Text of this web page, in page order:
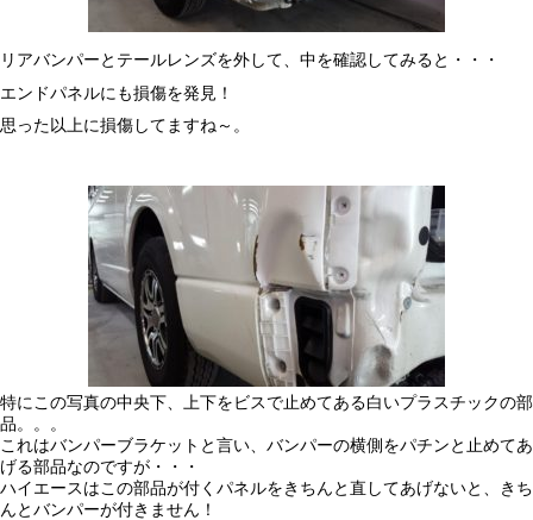
リアバンパーとテールレンズを外して、中を確認してみると・・・
エンドパネルにも損傷を発見！
思った以上に損傷してますね～。
特にこの写真の中央下、上下をビスで止めてある白いプラスチックの部
品。。。
これはバンパーブラケットと言い、バンパーの横側をパチンと止めてあ
げる部品なのですが・・・
ハイエースはこの部品が付くパネルをきちんと直してあげないと、きち
んとバンパーが付きません！